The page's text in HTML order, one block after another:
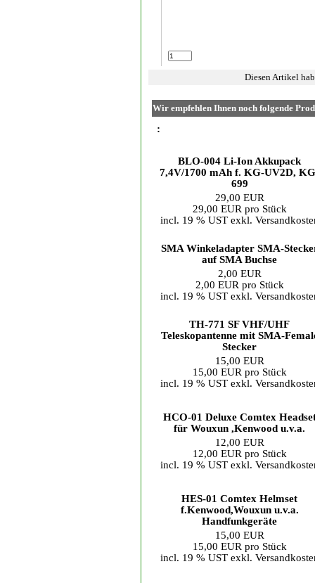
Diesen Artikel
Wir empfehlen Ihnen noch folgende
:
BLO-004 Li-Ion Akkupack
7,4V/1700 mAh f. KG-UV2D,
699
29,00 EUR
29,00 EUR pro Stück
incl. 19 % UST exkl.
SMA Winkeladapter SMA-
auf SMA Buchse
2,00 EUR
2,00 EUR pro Stück
incl. 19 % UST exkl.
TH-771 SF VHF/UHF
Teleskopantenne mit SMA-
Stecker
15,00 EUR
15,00 EUR pro Stück
incl. 19 % UST exkl.
HCO-01 Deluxe Comtex
für Wouxun ,Kenwood u.v.a.
12,00 EUR
12,00 EUR pro Stück
incl. 19 % UST exkl.
HES-01 Comtex Helmset
f.Kenwood,Wouxun u.v.a.
Handfunkgeräte
15,00 EUR
15,00 EUR pro Stück
incl. 19 % UST exkl.